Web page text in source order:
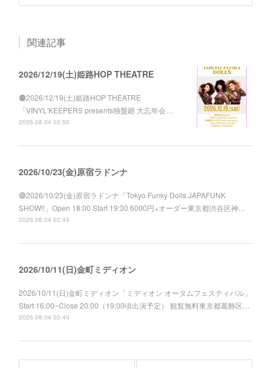
関連記事
2026/12/19(土)姫路HOP THEATRE
🟠2026/12/19(土)姫路HOP THEATRE
「VINYL'KEEPERS presents独盤廻 大忘年会…
2026.08.04 03:50
2026/10/23(金)原宿ラドンナ
🟣2026/10/23(金)原宿ラドンナ「Tokyo Funky Dolls JAPAFUNK
SHOW!!」Open 18:00 Start 19:30 6000円+オーダー東京都渋谷区神…
2026.08.04 03:45
2026/10/11(日)金町ミディオン
2026/10/11(日)金町ミディオン「ミディオン オータムフェスティバル」
Start 16:00~Close 20:00（19:00頃出演予定） 観覧無料東京都葛飾区…
2026.08.04 03:40